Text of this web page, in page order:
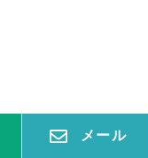
メール